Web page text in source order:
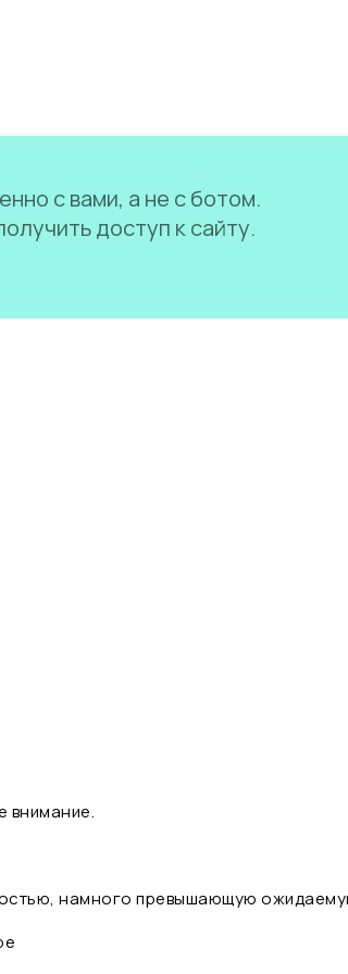
с вами, а не с ботом.
доступ к сайту.
внимание.
намного превышающую